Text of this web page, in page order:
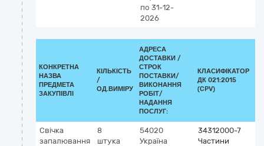
по 31-12-
2026
КОНКРЕТНА
НАЗВА
ПРЕДМЕТА
ЗАКУПІВЛІ
КІЛЬКІСТЬ
/
ОД.ВИМІРУ
АДРЕСА
ДОСТАВКИ /
СТРОК
ПОСТАВКИ/
ВИКОНАННЯ
РОБІТ/
НАДАННЯ
ПОСЛУГ:
КЛАСИФІКАТОР
ДК 021:2015
(CPV)
Свічка
запалювання
8
штука
54020
Україна
34312000-7
Частини